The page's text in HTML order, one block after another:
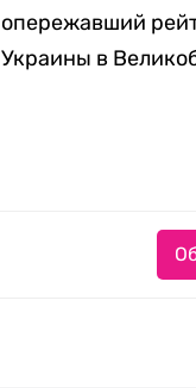
опережавший
Украины в